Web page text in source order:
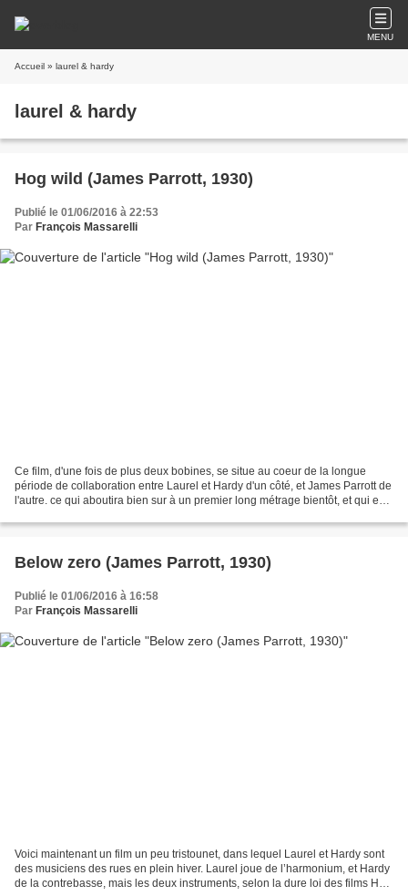
MENU
Accueil » laurel & hardy
laurel & hardy
Hog wild (James Parrott, 1930)
Publié le 01/06/2016 à 22:53
Par François Massarelli
Ce film, d'une fois de plus deux bobines, se situe au coeur de la longue
période de collaboration entre Laurel et Hardy d'un côté, et James Parrott de
l'autre. ce qui aboutira bien sur à un premier long métrage bientôt, et qui est
Below zero (James Parrott, 1930)
Publié le 01/06/2016 à 16:58
Par François Massarelli
Voici maintenant un film un peu tristounet, dans lequel Laurel et Hardy sont
des musiciens des rues en plein hiver. Laurel joue de l’harmonium, et Hardy
de la contrebasse, mais les deux instruments, selon la dure loi des films Hal